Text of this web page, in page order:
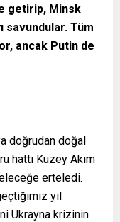
getirip, Minsk
savundular. Tüm
ancak Putin de
doğrudan doğal
hattı Kuzey Akım
erteledi.
yıl
Ukrayna krizinin